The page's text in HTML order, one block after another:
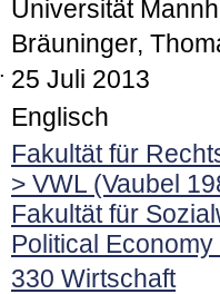
Universität
Bräuninger,
25 Juli 2013
Englisch
Fakultät für
> VWL (Vaubel
Fakultät für
Political
330 Wirtschaft